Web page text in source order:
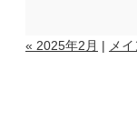
« 2025年2月 | メ